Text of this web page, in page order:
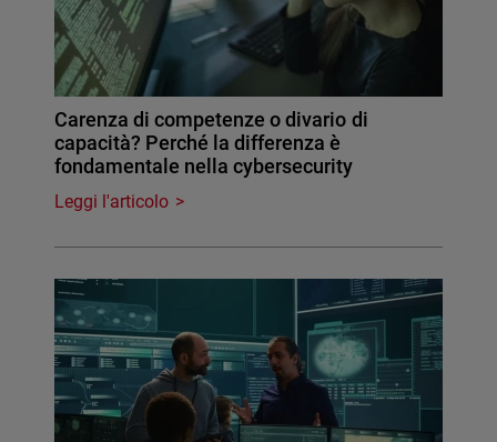
Carenza di competenze o divario di
capacità? Perché la differenza è
fondamentale nella cybersecurity
Leggi l'articolo